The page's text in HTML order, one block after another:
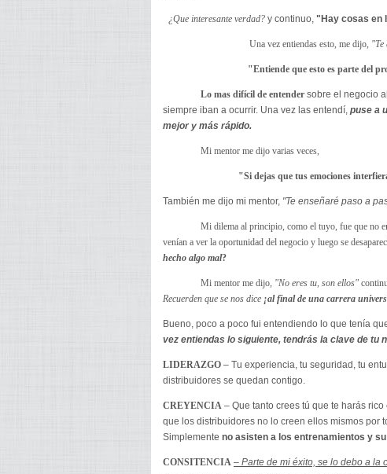
¿Que interesante verdad?y continuo, "Hay cosas en
Una vez entiendas esto, me dijo, "Te
"Entiende que esto es parte del
Lo mas difícil de entender sobre el negocio
siempre iban a ocurrir. Una vez las entendí, puse a
mejor y más rápido.
Mi mentor me dijo varias veces,
"Si dejas que tus emociones
También me dijo mi mentor, "Te enseñaré paso a
Mi dilema al principio, como el tuyo, fue que no
venían a ver la oportunidad del negocio y luego se
hecho algo mal?
Mi mentor me dijo, "No eres tu, son ellos"
Recuerden que se nos dice ¡al final de una carrera
Bueno, poco a poco fui entendiendo lo que tenía
vez entiendas lo siguiente, tendrás la clave de tu
LIDERAZGO – Tu experiencia, tu seguridad, tu
distribuidores se quedan contigo.
CREYENCIA – Que tanto crees tú que te harás
que los distribuidores no lo creen ellos mismos por
Simplemente no asisten a los entrenamientos y
CONSITENCIA – Parte de mi éxito, se lo debo a la